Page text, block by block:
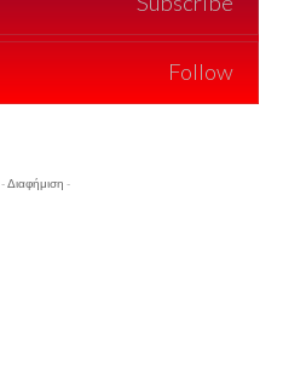
Follow
- Διαφήμιση -